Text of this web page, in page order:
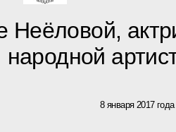
Неёловой,
народной
8 января 2017 года